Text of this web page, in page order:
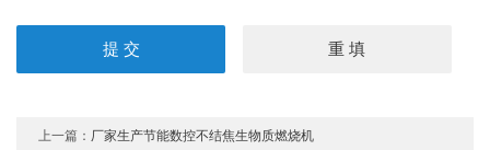
上一篇： 厂家生产节能数控不结焦生物质燃烧机